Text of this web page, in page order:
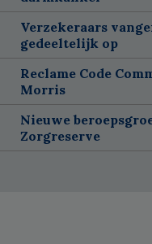
Verzekeraars
gedeeltelijk op
Reclame Code
Morris
Nieuwe
Zorgreserve